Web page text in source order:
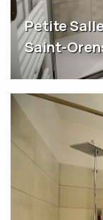
Petite
Saint-